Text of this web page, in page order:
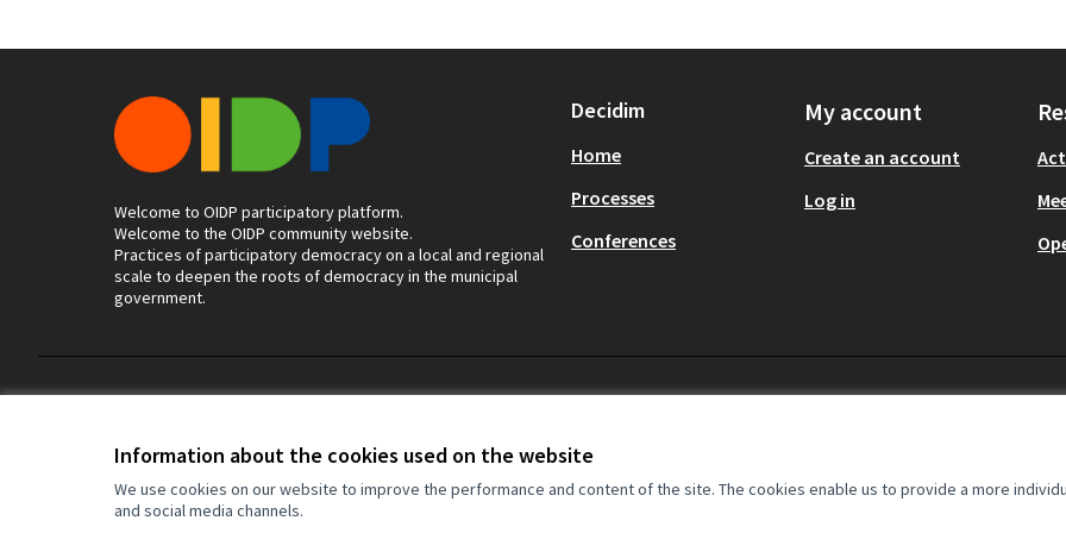
Information about the cookies used on the website
We use cookies on our website to improve the performance and content of the site. The cookies enable us to provide a more
and social media channels.
Welcome to OIDP participatory platform.
Welcome to the OIDP community website.
Practices of participatory democracy on a local and regional
scale to deepen the roots of democracy in the municipal
government.
Decidim
Home
Processes
Conferences
My account
Create an account
Log in